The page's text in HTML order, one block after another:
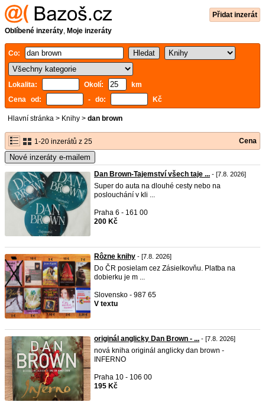
Přidat inzerát
Oblíbené inzeráty, Moje inzeráty
Co:
Lokalita: Okolí:
km
Cena od:
- do: Kč
Hlavní stránka > Knihy > dan brown
1-20 inzerátů z 25 Cena
Nové inzeráty e-mailem
Dan Brown-Tajemství všech taje ... - [7.8. 2026]
Super do auta na dlouhé cesty nebo na
poslouchání v kli ...
Praha 6 - 161 00
200 Kč
Rôzne knihy - [7.8. 2026]
Do ČR posielam cez Zásielkovňu. Platba na
dobierku je m ...
Slovensko - 987 65
V textu
originál anglicky Dan Brown - ... - [7.8. 2026]
nová kniha originál anglicky dan brown -
INFERNO
Praha 10 - 106 00
195 Kč